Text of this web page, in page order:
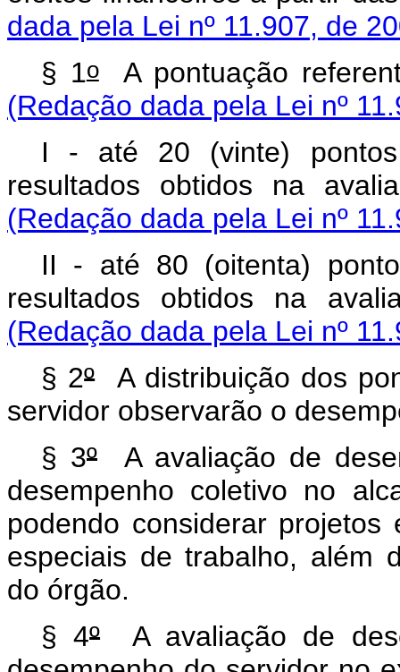
dada pela Lei nº 11.907, de
§ 1oA pontuação
(Redação dada pela Lei nº
I - até 20 (vinte)
resultados obtidos na
(Redação dada pela Lei nº
II - até 80 (oitenta)
resultados obtidos na
(Redação dada pela Lei nº
§ 2ºA distribuição dos
servidor observarão o
§ 3º A avaliação de
desempenho coletivo no
podendo considerar
especiais de trabalho, além
do órgão.
§ 4ºA avaliação de